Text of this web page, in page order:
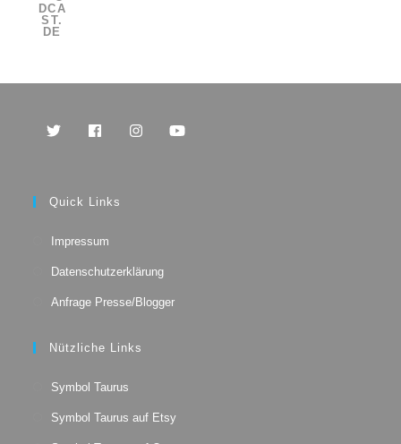
a
new
a
Quick Links
Impressum
Datenschutzerklärung
Anfrage Presse/Blogger
Nützliche Links
Symbol Taurus
a
Symbol Taurus auf Etsy